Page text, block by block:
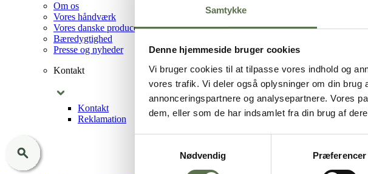
Samtykke
Denne hjemmeside bruger cookies
Vi bruger cookies til at tilpasse vores indhold og
vores trafik. Vi deler også oplysninger om din
annonceringspartnere og analysepartnere. Vores
dem, eller som de har indsamlet fra din brug af
Nødvendig
Præferencer
Om os
Vores håndværk
Vores danske producenter
Bæredygtighed
Presse og nyheder
Kontakt
Kontakt
Reklamation